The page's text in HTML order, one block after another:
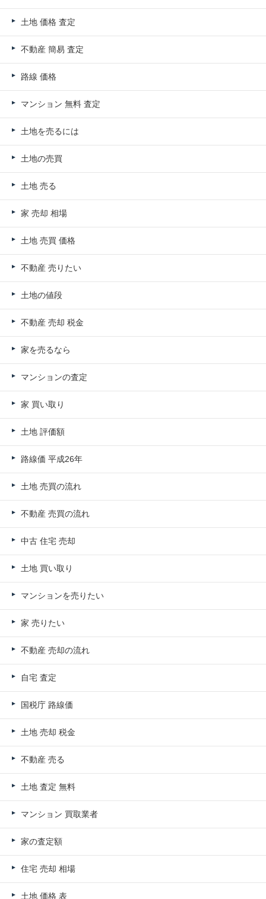
土地 価格 査定
不動産 簡易 査定
路線 価格
マンション 無料 査定
土地を売るには
土地の売買
土地 売る
家 売却 相場
土地 売買 価格
不動産 売りたい
土地の値段
不動産 売却 税金
家を売るなら
マンションの査定
家 買い取り
土地 評価額
路線価 平成26年
土地 売買の流れ
不動産 売買の流れ
中古 住宅 売却
土地 買い取り
マンションを売りたい
家 売りたい
不動産 売却の流れ
自宅 査定
国税庁 路線価
土地 売却 税金
不動産 売る
土地 査定 無料
マンション 買取業者
家の査定額
住宅 売却 相場
土地 価格 表